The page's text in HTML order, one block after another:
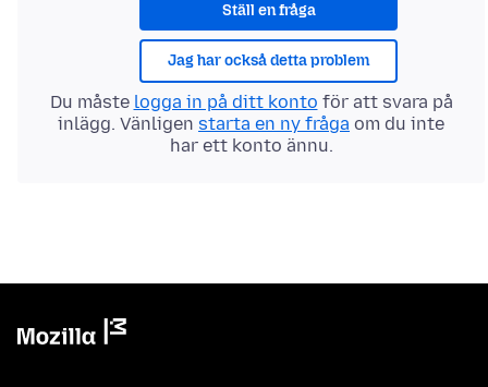
Ställ en fråga
Jag har också detta problem
Du måste logga in på ditt konto för att svara på
inlägg. Vänligen starta en ny fråga om du inte
har ett konto ännu.